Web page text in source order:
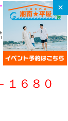
コストでご検
も承っており
１６８０
✕